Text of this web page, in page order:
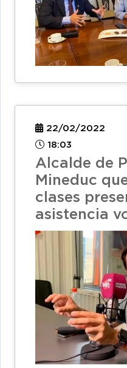
22/02/2022
18:03
Alcalde de
Mineduc
clases
asistencia